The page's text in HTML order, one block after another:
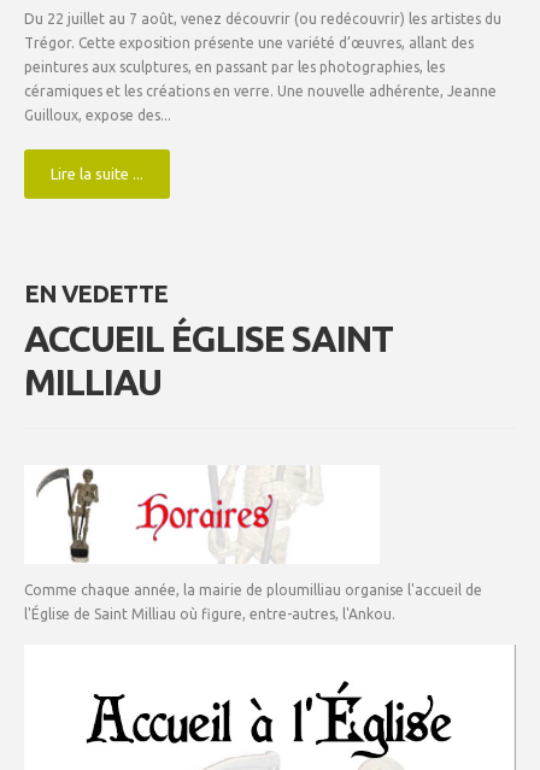
Du 22 juillet au 7 août, venez découvrir (ou redécouvrir) les artistes du
Trégor. Cette exposition présente une variété d’œuvres, allant des
peintures aux sculptures, en passant par les photographies, les
céramiques et les créations en verre. Une nouvelle adhérente, Jeanne
Guilloux, expose des...
Lire la suite ...
EN VEDETTE
ACCUEIL ÉGLISE SAINT
MILLIAU
Comme chaque année, la mairie de ploumilliau organise l'accueil de
l'Église de Saint Milliau où figure, entre-autres, l'Ankou.